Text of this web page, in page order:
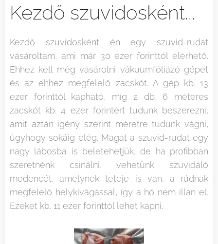
Kezdő szuvidosként...
Kezdő szuvidosként én egy szuvid-rudat
vásároltam, ami már 30 ezer forinttól elérhető.
Ehhez kell még vásárolni vákuumfóliázó gépet
és az ehhez megfelelő zacskót. A gép kb. 13
ezer forinttól kapható, míg 2 db, 6 méteres
zacskót kb. 4 ezer forintért tudunk beszerezni,
amit aztán igény szerint méretre tudunk vágni,
úgyhogy sokáig elég. Magát a szuvid-rudat egy
nagy lábosba is beletehetjük, de ha profibban
szeretnénk csinálni, vehetünk szuvidáló
medencét, amelynek teteje is van, a rúdnak
megfelelő helykivágással, így a hő nem illan el.
Ezeket kb. 11 ezer forinttól lehet kapni.